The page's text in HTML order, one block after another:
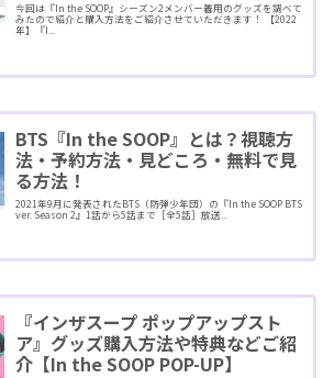
今回は『In the SOOP』シーズン2メンバー着用のグッズを調べて
みたので紹介と購入方法をご紹介させていただきます！ 【2022
年】『I...
BTS『In the SOOP』とは？視聴方
法・予約方法・見どころ・無料で見
る方法！
2021年9月に発表されたBTS（防弾少年団）の『In the SOOP BTS
ver. Season 2』1話から5話まで［全5話］放送...
『インザスープ ポップアップスト
ア』グッズ購入方法や特典などご紹
介【In the SOOP POP-UP】